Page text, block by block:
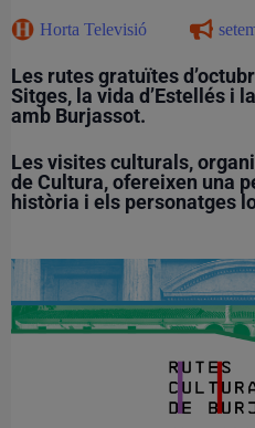
Horta Televisió
Les rutes gratuïtes
Sitges, la vida d’Estellés i
amb Burjassot.
Les visites culturals,
de Cultura, ofereixen una
història i els personatges